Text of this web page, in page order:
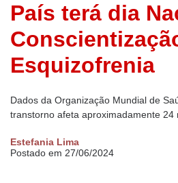
País terá dia
Esquizofrenia
Dados da Organização Mundial de
transtorno afeta aproximadamente 24
Estefania Lima
Postado em 27/06/2024